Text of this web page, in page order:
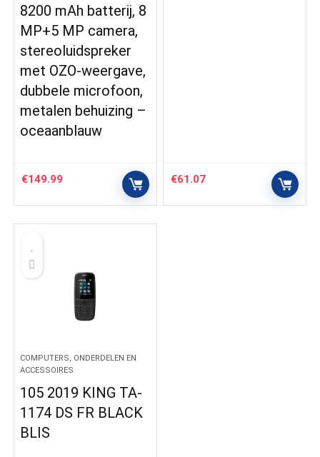
8200 mAh batterij, 8
MP+5 MP camera,
stereoluidspreker
met OZO-weergave,
dubbele microfoon,
metalen behuizing –
oceaanblauw
€149.99 €61.07
COMPUTERS, ONDERDELEN EN
ACCESSOIRES
105 2019 KING TA-
1174 DS FR BLACK
BLIS